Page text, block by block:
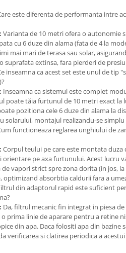
este diferenta de performanta intre
Varianta de 10 metri ofera o autonomie
cu 6 duze din alama (fata de 4 la
mai mari de terasa sau solar,
suprafata extinsa, fara pierderi de
inseamna ca acest set este unul de tip
Inseamna ca sistemul este complet
poate tăia furtunul de 10 metri exact
pozitiona cele 6 duze din alama la
solarului, montajul realizandu-se
functioneaza reglarea unghiului de
Corpul teului pe care este montata
orientare pe axa furtunului. Acest lucru
de vapori strict spre zona dorita (in jos,
optimizand absorbtia caldurii fara a
din adaptorul rapid este suficient
Da, filtrul mecanic fin integrat in piesa
o prima linie de aparare pentru a retine
din apa. Daca folositi apa din bazine
verificarea si clatirea periodica a